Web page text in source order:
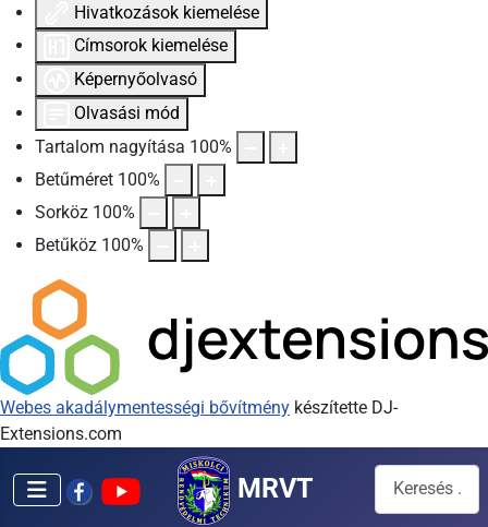
Hivatkozások kiemelése
Címsorok kiemelése
Képernyőolvasó
Olvasási mód
Tartalom nagyítása 100%
Betűméret 100%
Sorköz 100%
Betűköz 100%
Webes akadálymentességi bővítmény készítette DJ-
Extensions.com
MRVT Keresés...